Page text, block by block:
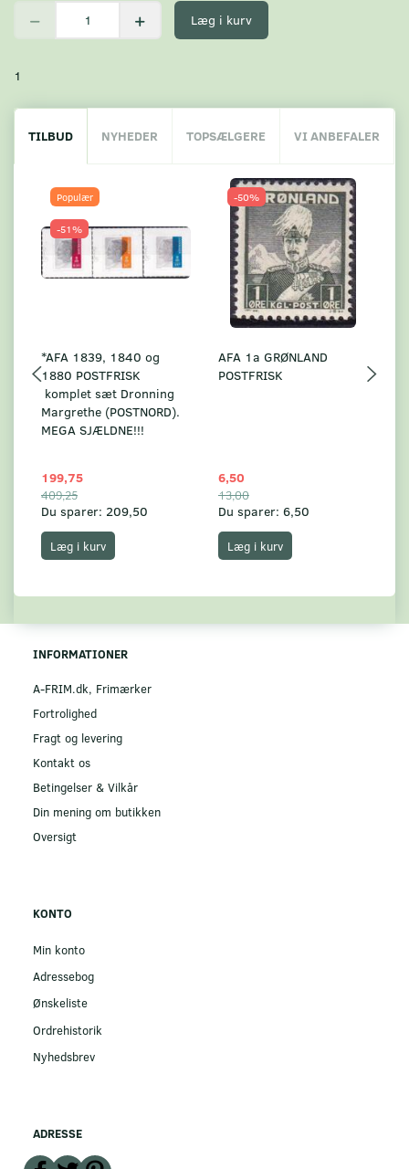
Læg i kurv
1
TILBUD NYHEDER TOPSÆLGERE VI ANBEFALER
Populær
-51%
*AFA 1839, 1840 og
1880 POSTFRISK
komplet sæt Dronning
Margrethe (POSTNORD).
MEGA SJÆLDNE!!!
199,75
409,25
Du sparer: 209,50
Læg i kurv
-50%
AFA 1a GRØNLAND
POSTFRISK
6,50
13,00
Du sparer: 6,50
Læg i kurv
INFORMATIONER
A-FRIM.dk, Frimærker
Fortrolighed
Fragt og levering
Kontakt os
Betingelser & Vilkår
Din mening om butikken
Oversigt
KONTO
Min konto
Adressebog
Ønskeliste
Ordrehistorik
Nyhedsbrev
ADRESSE